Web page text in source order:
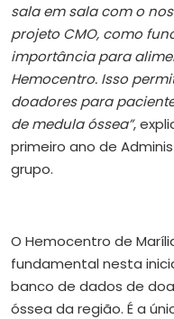
sala em sala com o
projeto CMO, como
importância para
Hemocentro. Isso
doadores para
de medula óssea”,
primeiro ano de
grupo.
O Hemocentro de
fundamental nesta
banco de dados de
óssea da região. É a